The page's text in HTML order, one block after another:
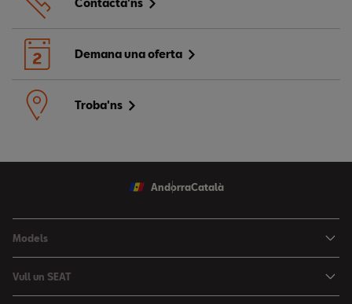
Contacta'ns
Demana una oferta
Troba'ns
AndorraCatalà
Models
Nou Arona
Vull un SEAT